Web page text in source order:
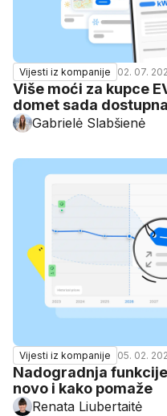
Vijesti iz kompanije 02. 07.
Više moći za kupce
domet sada
Gabrielė Slabšienė
Vijesti iz kompanije 05. 02.
Nadogradnja
novo i kako pomaže
Renata Liubertaitė